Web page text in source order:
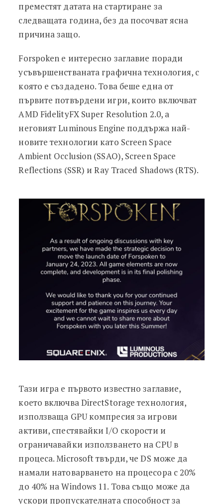
преместят датата на стартиране за
следващата година, без да посочват ясна
причина защо.
Forspoken е интересно заглавие поради
усъвършенстваната графична технология, с
която е създадено. Това беше една от
първите потвърдени игри, които включват
AMD FidelityFX Super Resolution 2.0, а
неговият Luminous Engine поддържа най-
новите технологии като Screen Space
Ambient Occlusion (SSAO), Screen Space
Reflections (SSR) и Ray Traced Shadows (RTS).
Тази игра е първото известно заглавие,
което включва DirectStorage технология,
използваща GPU компресия за игрови
активи, спестявайки I/O скорости и
ограничавайки използването на CPU в
процеса. Microsoft твърди, че DS може да
намали натоварването на процесора с 20%
до 40% на Windows 11. Това също може да
ускори пропускателната способност за